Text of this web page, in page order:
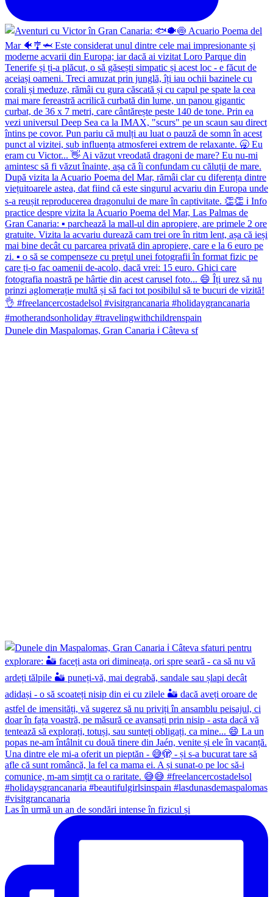
Dunele din Maspalomas, Gran Canaria ℹ️ Câteva sf
Las în urmă un an de sondări intense în fizicul și